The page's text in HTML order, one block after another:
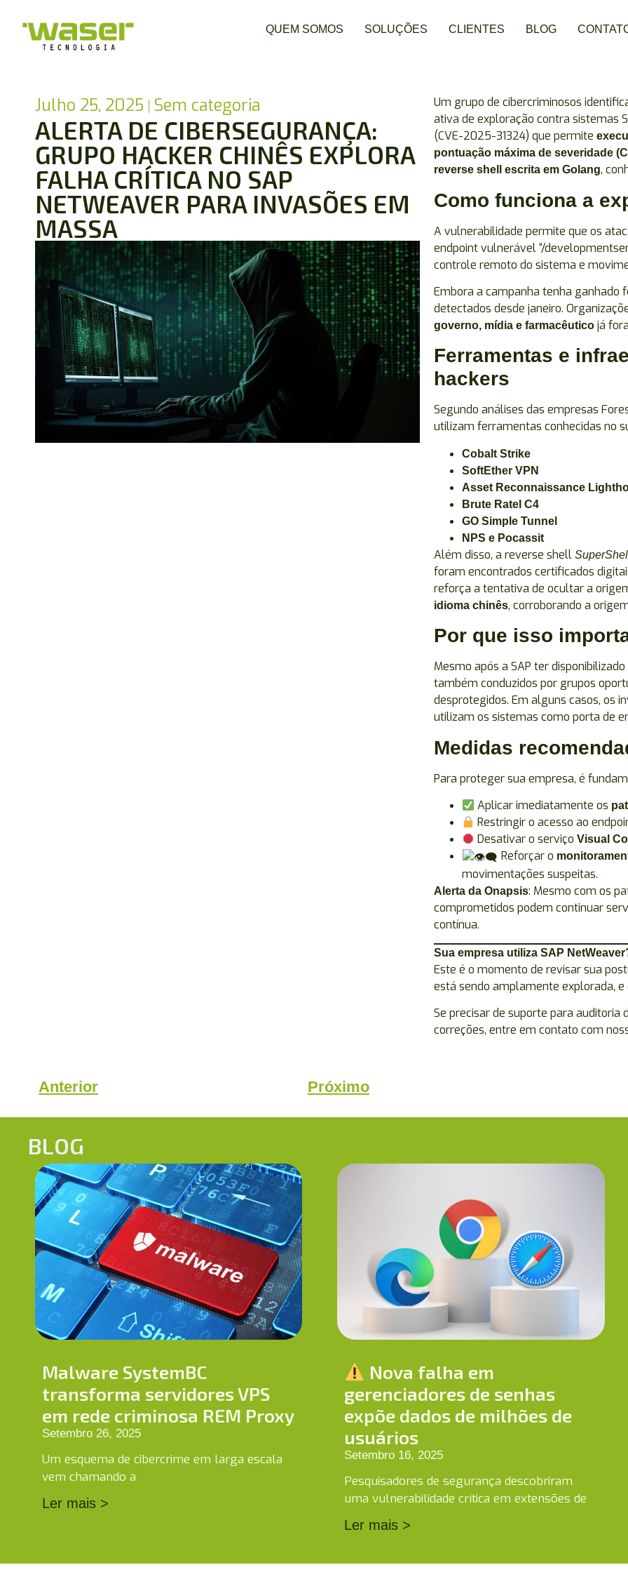
QUEM SOMOS SOLUÇÕES CLIENTES BLOG
Julho 25, 2025 Sem categoria
ALERTA DE CIBERSEGURANÇA:
GRUPO HACKER CHINÊS EXPLORA
FALHA CRÍTICA NO SAP
NETWEAVER PARA INVASÕES EM
MASSA
Um grupo de cibercriminosos
ativa de exploração contra sistemas
(CVE-2025-31324) que permite
pontuação máxima de severidade
reverse shell escrita em Golang,
Como funciona a
A vulnerabilidade permite que os
endpoint vulnerável “/
controle remoto do sistema e
Embora a campanha tenha ganhado
detectados desde janeiro.
governo, mídia e farmacêuticojá
Ferramentas e
hackers
Segundo análises das empresas
utilizam ferramentas conhecidas no
Cobalt Strike
SoftEther VPN
Asset Reconnaissance
Brute Ratel C4
GO Simple Tunnel
NPS e Pocassit
Além disso, a reverse shell
foram encontrados certificados
reforça a tentativa de ocultar a
idioma chinês, corroborando a
Por que isso
Mesmo após a SAP ter
também conduzidos por grupos
desprotegidos. Em alguns casos, os
utilizam os sistemas como porta de
Medidas
Para proteger sua empresa, é
Aplicar imediatamente os
Restringir o acesso ao
Desativar o serviçoVisual
Reforçar o
movimentações suspeitas.
Alerta da Onapsis: Mesmo com os
comprometidos podem continuar
contínua.
Sua empresa utiliza SAP
Este é o momento de revisar sua
está sendo amplamente explorada,
Se precisar de suporte para
correções, entre em contato com
Anterior Próximo
BLOG
Malware SystemBC
transforma servidores VPS
em rede criminosa REM Proxy
Setembro 26, 2025
Um esquema de cibercrime em larga escala
vem chamando a
Ler mais >
Nova falha em
gerenciadores de senhas
expõe dados de milhões de
usuários
Setembro 16, 2025
Pesquisadores de segurança descobriram
uma vulnerabilidade crítica em extensões de
Ler mais >